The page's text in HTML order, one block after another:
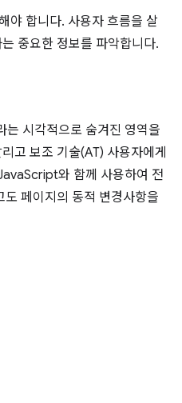
야 합니다. 사용자 흐름을 살
중요한 정보를 파악합니다.
는 시각적으로 숨겨진 영역을
고 보조 기술(AT) 사용자에게
와 함께 사용하여 전
페이지의 동적 변경사항을